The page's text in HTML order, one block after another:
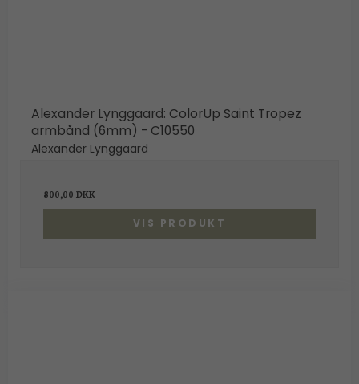
Alexander Lynggaard: ColorUp Saint Tropez
armbånd (6mm) - C10550
Alexander Lynggaard
800,00 DKK
VIS PRODUKT